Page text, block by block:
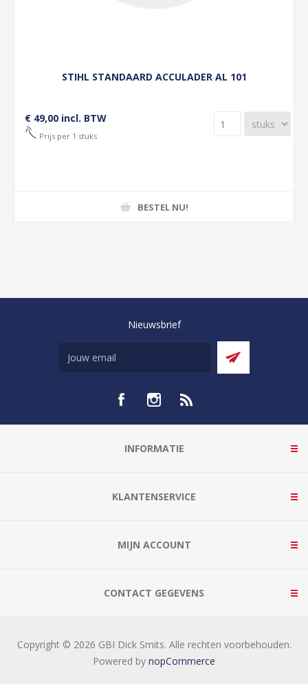
STIHL STANDAARD ACCULADER AL 101
€ 49,00 incl. BTW
Prijs per 1 stuks
BESTEL NU!
Nieuwsbrief
INFORMATIE
KLANTENSERVICE
MIJN ACCOUNT
CONTACT GEGEVENS
Copyright © 2026 GBI Dick Smits. Alle rechten voorbehouden.
Powered by nopCommerce